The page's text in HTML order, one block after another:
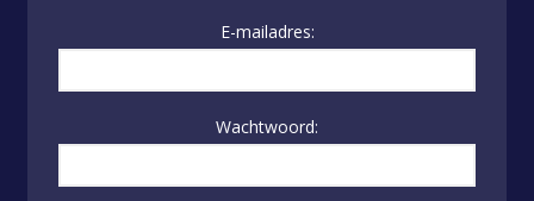
E-mailadres:
Wachtwoord: